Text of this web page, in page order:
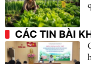
CÁC TIN BÀI